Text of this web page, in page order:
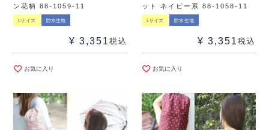
ン花柄 88-1059-11
Lサイズ 防水生地
¥ 3,351税込
お気に入り
ット ネイビー系 88-1058-11
Lサイズ 防水生地
¥ 3,351税込
お気に入り